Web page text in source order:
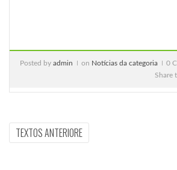
Posted by admin on Notícias da categoria
0
Share
Navegação
TEXTOS ANTERIOREPREVIOUS
ARTICLE: